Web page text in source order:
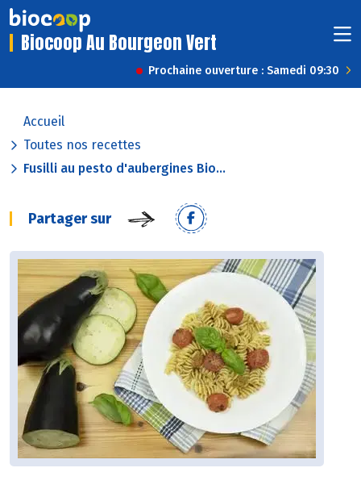
Biocoop Au Bourgeon Vert
Prochaine ouverture : Samedi 09:30
Accueil
Toutes nos recettes
Fusilli au pesto d'aubergines Bio...
Partager sur